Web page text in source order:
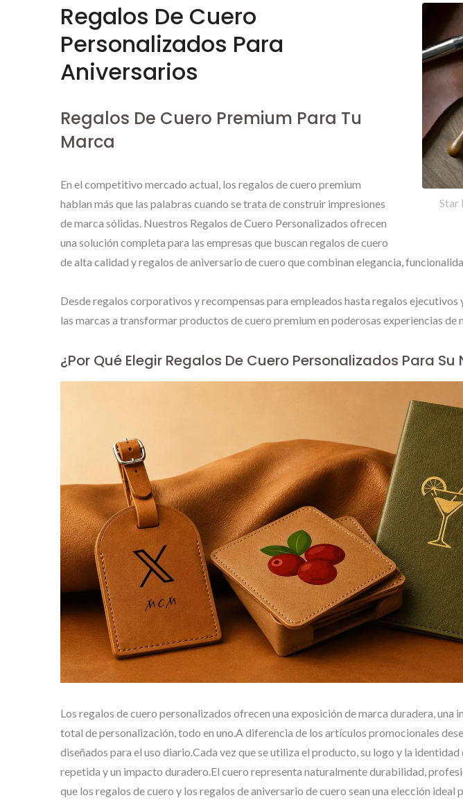
Star
Regalos De Cuero
Personalizados Para
Aniversarios
Regalos De Cuero Premium Para Tu
Marca
En el competitivo mercado actual, los regalos de cuero premium
hablan más que las palabras cuando se trata de construir impresiones
de marca sólidas. Nuestros Regalos de Cuero Personalizados ofrecen
una solución completa para las empresas que buscan regalos de cuero
de alta calidad y regalos de aniversario de cuero que combinan elegancia,
Desde regalos corporativos y recompensas para empleados hasta regalos ejecutivos
las marcas a transformar productos de cuero premium en poderosas experiencias de
¿Por Qué Elegir Regalos De Cuero Personalizados Para Su
Los regalos de cuero personalizados ofrecen una exposición de marca duradera, una
total de personalización, todo en uno.A diferencia de los artículos promocionales
diseñados para el uso diario.Cada vez que se utiliza el producto, su logo y la
repetida y un impacto duradero.El cuero representa naturalmente durabilidad,
que los regalos de cuero y los regalos de aniversario de cuero sean una elección
Etiquetas De Metal
Personalizadas
Pin De Solapa
Personalizado